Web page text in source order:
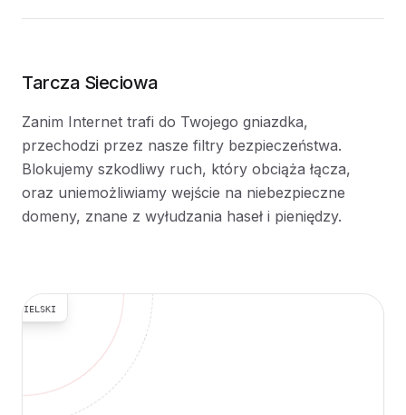
Tarcza Sieciowa
Zanim Internet trafi do Twojego gniazdka,
przechodzi przez nasze filtry bezpieczeństwa.
Blokujemy szkodliwy ruch, który obciąża łącza,
oraz uniemożliwiamy wejście na niebezpieczne
domeny, znane z wyłudzania haseł i pieniędzy.